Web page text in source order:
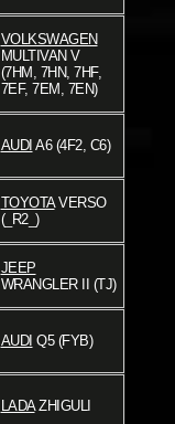
VOLKSWAGEN
MULTIVAN V
(7HM, 7HN, 7HF,
7EF, 7EM, 7EN)
AUDI A6 (4F2, C6)
TOYOTAVERSO
(_R2_)
JEEP
WRANGLER II (TJ)
AUDI Q5 (FYB)
LADAZHIGULI